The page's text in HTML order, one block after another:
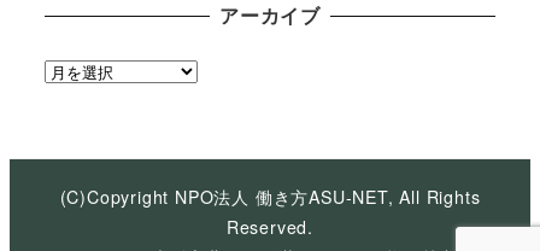
アーカイブ
ア
イ
(C)Copyright NPO法人 働き方ASU-NET, All Rights
Reserved.